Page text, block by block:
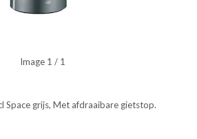
Image 1 / 1
Space grijs, Met afdraaibare gietstop.